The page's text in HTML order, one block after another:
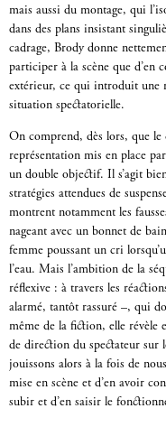
mais aussi du montage, qui
dans des plans insistant
cadrage, Brody donne
participer à la scène que d’en
extérieur, ce qui introduit une
situation spectatorielle.
On comprend, dès lors, que le
représentation mis en place
un double objectif. Il s’agit
stratégies attendues de
montrent notamment les
nageant avec un bonnet de
femme poussant un cri
l’eau. Mais l’ambition de la
réflexive : à travers les
alarmé, tantôt rassuré –, qui
même de la fiction, elle révèle
de direction du spectateur sur
jouissons alors à la fois de
mise en scène et d’en avoir
subir et d’en saisir le